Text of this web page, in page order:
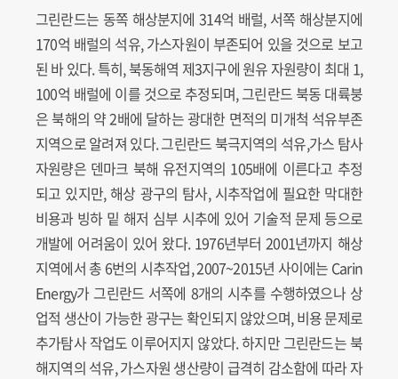
그린란드는 동쪽 해상분지에 314억 배럴, 서쪽 해상분지에
170억 배럴의 석유, 가스자원이 부존되어 있을 것으로 보고
된 바 있다. 특히, 북동해역 제3지구에 원유 자원량이 최대 1,
100억 배럴에 이를 것으로 추정되며, 그린란드 북동 대륙붕
은 북해의 약 2배에 달하는 광대한 면적의 미개척 석유부존
지역으로 알려져 있다. 그린란드 북극지역의 석유,가스 탐사
자원량은 덴마크 북해 유전지역의 105배에 이른다고 추정
되고 있지만, 해상 광구의 탐사, 시추작업에 필요한 막대한
비용과 빙하 밑 해저 심부 시추에 있어 기술적 문제 등으로
개발에 어려움이 있어 왔다. 1976년부터 2001년까지 해상
지역에서 총 6번의 시추작업, 2007~2015년 사이에는 Carin
Energy가 그린란드 서쪽에 8개의 시추를 수행하였으나 상
업적 생산이 가능한 광구는 확인되지 않았으며, 비용 문제로
추가탐사 작업도 이루어지지 않았다. 하지만 그린란드는 북
해지역의 석유, 가스자원 생산량이 급격히 감소함에 따라 자